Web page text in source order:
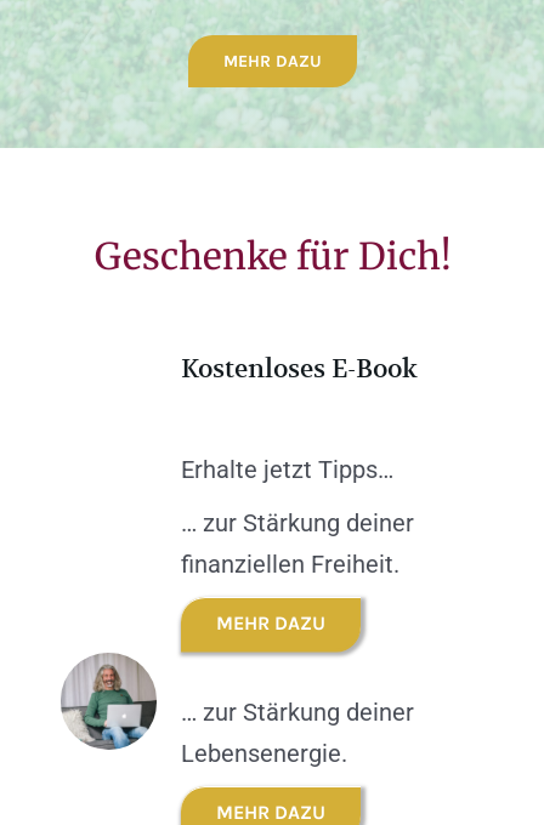
MEHR DAZU
Geschenke für Dich!
Kostenloses E-Book
Erhalte jetzt Tipps…
… zur Stärkung deiner
finanziellen Freiheit.
MEHR DAZU
… zur Stärkung deiner
Lebensenergie.
MEHR DAZU